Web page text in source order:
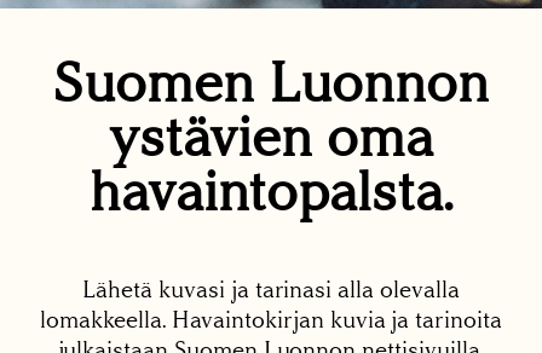
Suomen Luonnon
ystävien oma
havaintopalsta.
Lähetä kuvasi ja tarinasi alla olevalla
lomakkeella. Havaintokirjan kuvia ja tarinoita